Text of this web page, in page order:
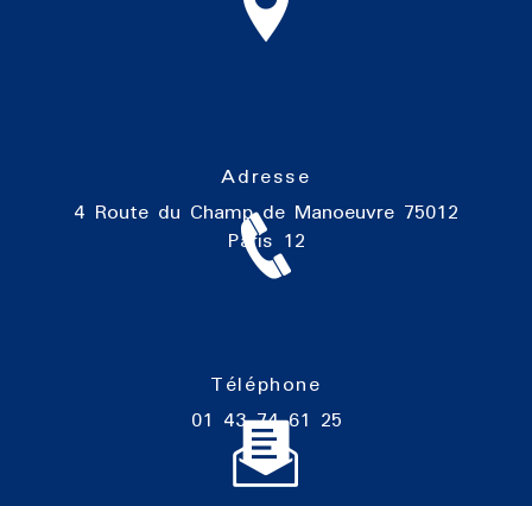
Adresse
4 Route du Champ de Manoeuvre 75012
Paris 12
Téléphone
01 43 74 61 25